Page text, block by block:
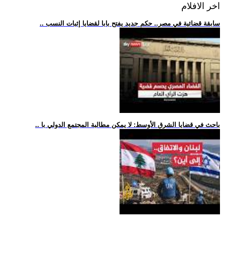
اخر الافلام
.. سابقة قضائية في مصر.. حكم جديد يفتح بابا لقضايا إثبات النسب
.. باحث في قضايا الشرق الأوسط: لا يمكن مطالبة المجتمع الدولي با